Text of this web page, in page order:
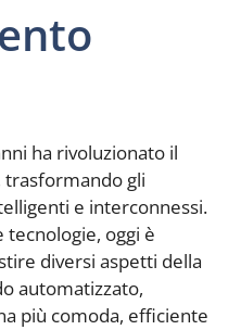
ha rivoluzionato il
trasformando gli
e interconnessi.
tecnologie, oggi è
diversi aspetti della
automatizzato,
più comoda, efficiente